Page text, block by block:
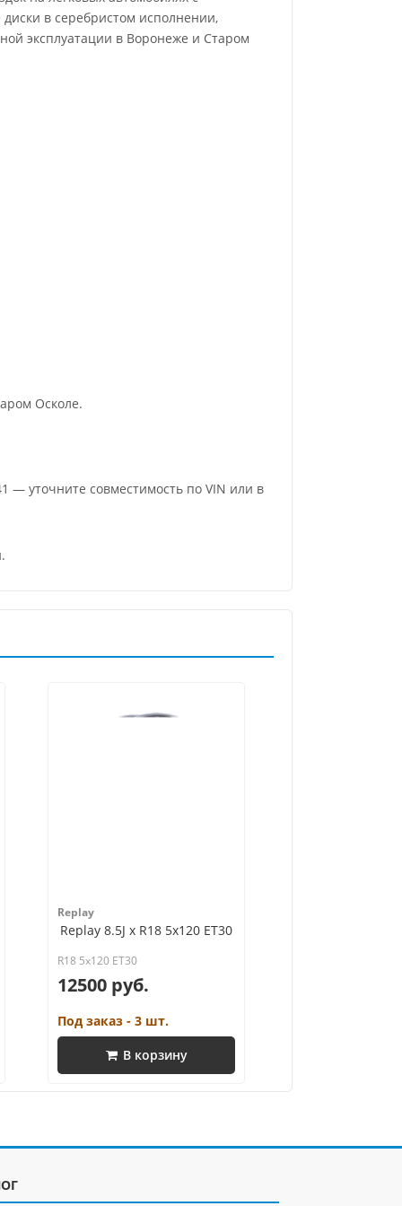
в серебристом исполнении,
эксплуатации в Воронеже и Старом
Осколе.
— уточните совместимость по VIN или в
Replay
Replay 8.5J x R18 5x120 ET30
R18 5x120 ET30
12500 руб.
Под заказ - 3 шт.
В корзину